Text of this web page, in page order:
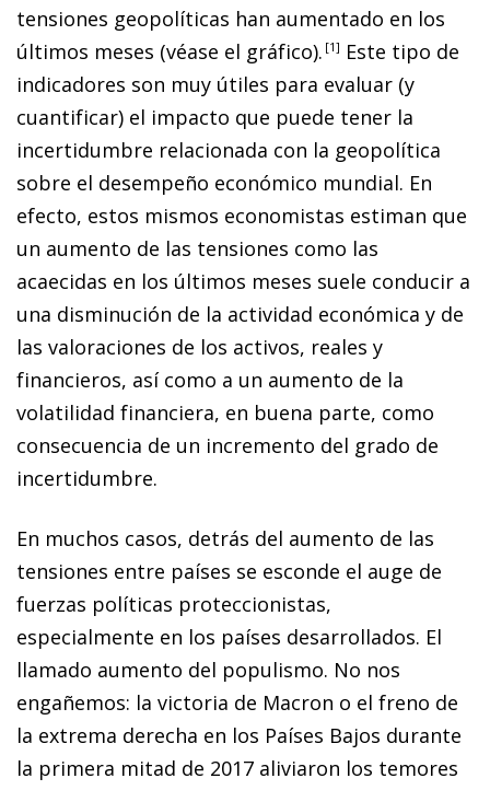
tensiones geopolíticas han aumentado en los
últimos meses (véase el gráfico). 1
Este tipo de
indicadores son muy útiles para evaluar (y
cuantificar) el impacto que puede tener la
incertidumbre relacionada con la geopolítica
sobre el desempeño económico mundial. En
efecto, estos mismos economistas estiman que
un aumento de las tensiones como las
acaecidas en los últimos meses suele conducir a
una disminución de la actividad económica y de
las valoraciones de los activos, reales y
financieros, así como a un aumento de la
volatilidad financiera, en buena parte, como
consecuencia de un incremento del grado de
incertidumbre.
En muchos casos, detrás del aumento de las
tensiones entre países se esconde el auge de
fuerzas políticas proteccionistas,
especialmente en los países desarrollados. El
llamado aumento del populismo. No nos
engañemos: la victoria de Macron o el freno de
la extrema derecha en los Países Bajos durante
la primera mitad de 2017 aliviaron los temores